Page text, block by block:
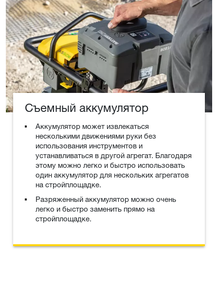
Съемный аккумулятор
Аккумулятор может извлекаться
несколькими движениями руки без
использования инструментов и
устанавливаться в другой агрегат. Благодаря
этому можно легко и быстро использовать
один аккумулятор для нескольких агрегатов
на стройплощадке.
Разряженный аккумулятор можно очень
легко и быстро заменить прямо на
стройплощадке.